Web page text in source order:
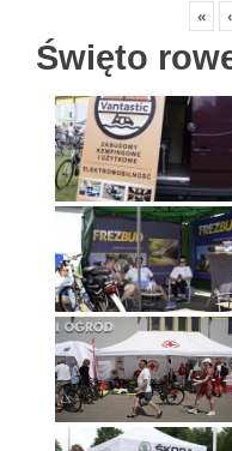
« ‹
Święto